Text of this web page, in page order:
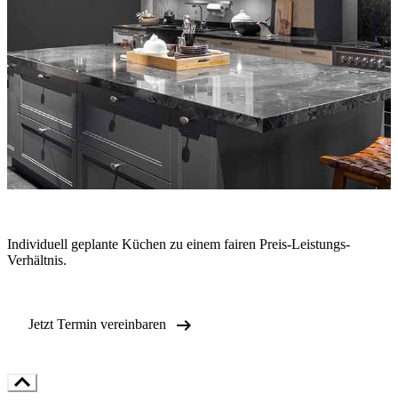
Individuell geplante Küchen zu einem fairen Preis-Leistungs-
Verhältnis.
Jetzt Termin vereinbaren 